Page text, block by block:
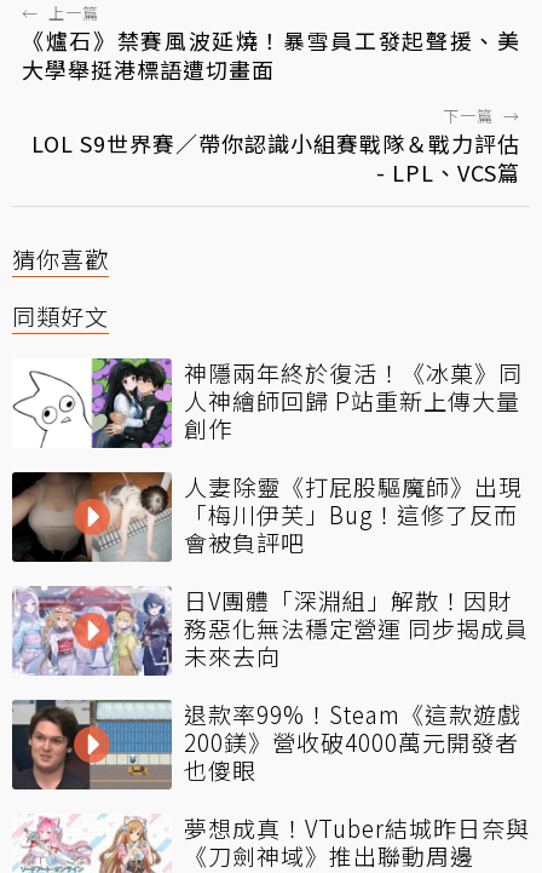
← 上一篇
《爐石》禁賽風波延燒！暴雪員工發起聲援、美
大學舉挺港標語遭切畫面
下一篇 →
LOL S9世界賽／帶你認識小組賽戰隊＆戰力評估
- LPL、VCS篇
猜你喜歡
同類好文
神隱兩年終於復活！《冰菓》同
人神繪師回歸 P站重新上傳大量
創作
人妻除靈《打屁股驅魔師》出現
「梅川伊芙」Bug！這修了反而
會被負評吧
日V團體「深淵組」解散！因財
務惡化無法穩定營運 同步揭成員
未來去向
退款率99%！Steam《這款遊戲
200鎂》營收破4000萬元開發者
也傻眼
夢想成真！VTuber結城昨日奈與
《刀劍神域》推出聯動周邊